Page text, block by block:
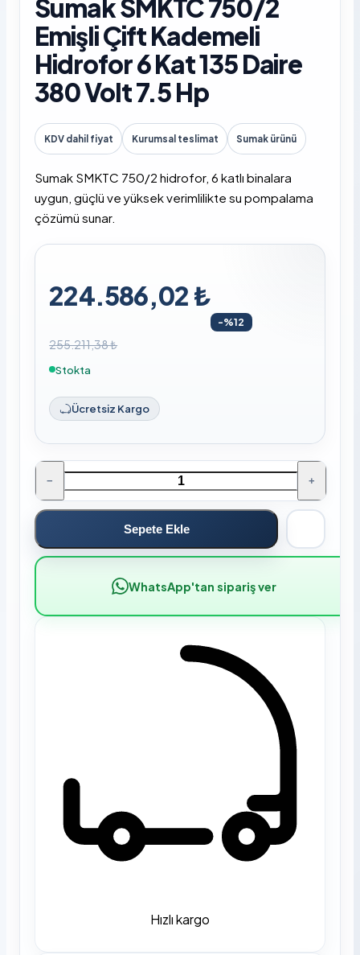
Sumak SMKTC 750/2
Emişli Çift Kademeli
Hidrofor 6 Kat 135 Daire
380 Volt 7.5 Hp
KDV dahil fiyat Kurumsal teslimat Sumak ürünü
Sumak SMKTC 750/2 hidrofor, 6 katlı binalara
uygun, güçlü ve yüksek verimlilikte su pompalama
çözümü sunar.
224.586,02 ₺
-%12
255.211,38 ₺
Stokta
Ücretsiz Kargo
− +
Sepete Ekle
WhatsApp'tan sipariş ver
Hızlı kargo